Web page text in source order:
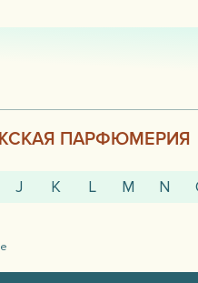
ПАРФЮМЕРИЯ
J K L M N